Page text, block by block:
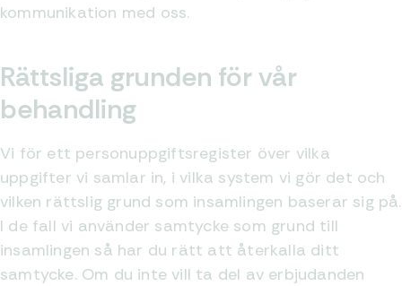
kommunikation med oss.
Rättsliga grunden för vår
behandling
Vi för ett personuppgiftsregister över vilka
uppgifter vi samlar in, i vilka system vi gör det och
vilken rättslig grund som insamlingen baserar sig på.
I de fall vi använder samtycke som grund till
insamlingen så har du rätt att återkalla ditt
samtycke. Om du inte vill ta del av erbjudanden